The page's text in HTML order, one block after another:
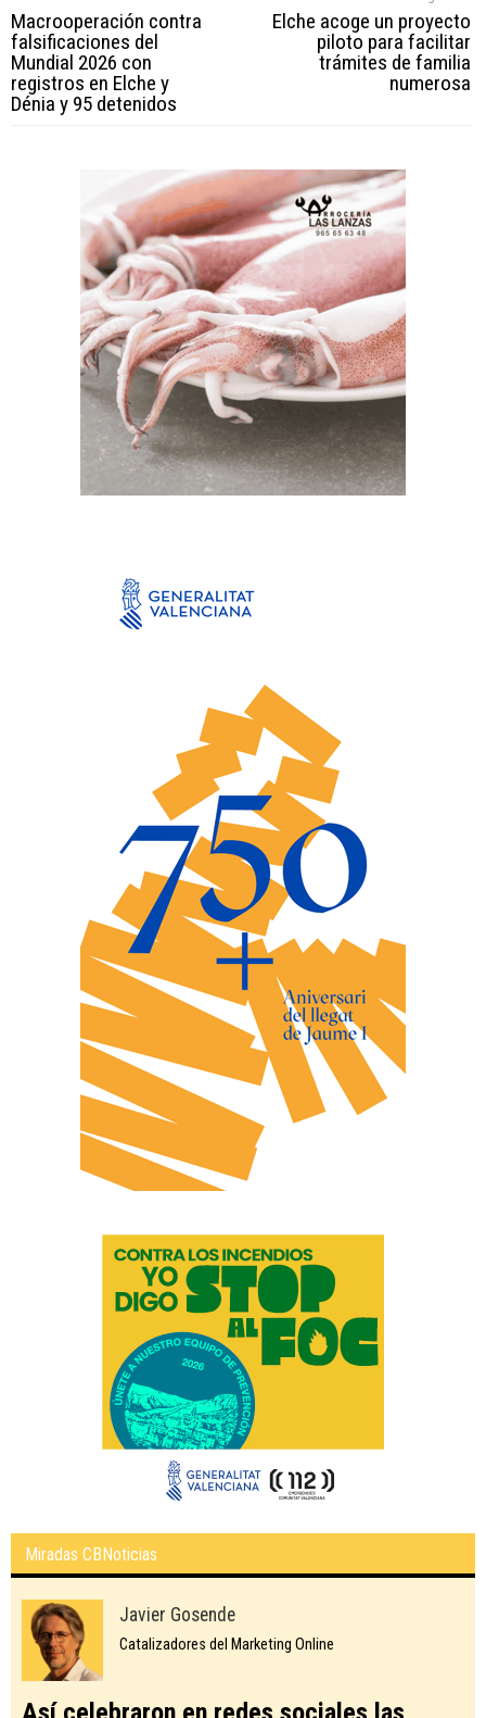
Macrooperación contra
falsificaciones del
Mundial 2026 con
registros en Elche y
Dénia y 95 detenidos
Elche acoge un proyecto
piloto para facilitar
trámites de familia
numerosa
Miradas CBNoticias
Javier Gosende
Catalizadores del Marketing Online